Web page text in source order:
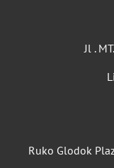
Jl .
Ruko Glodok